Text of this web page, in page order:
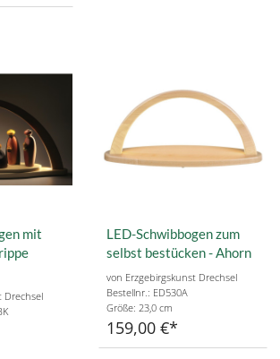
mit
Drechsel
LED-Schwibbogen zum
selbst bestücken - Ahorn
von Erzgebirgskunst Drechsel
Bestellnr.: ED530A
Größe: 23,0 cm
159,00 €